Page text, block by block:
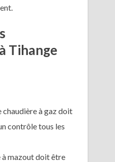
Tihange
chaudière à gaz doit
contrôle tous les
à mazout doit être